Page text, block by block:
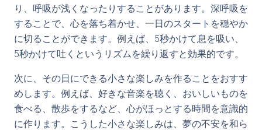
り、呼吸が浅くなったりすることがあります。深呼吸を
することで、心を落ち着かせ、一日のスタートを穏やか
に切ることができます。例えば、5秒かけて息を吸い、
5秒かけて吐くというリズムを繰り返すと効果的です。
次に、その日にできる小さな楽しみを作ることをおすす
めします。例えば、好きな音楽を聴く、おいしいものを
食べる、散歩をするなど、心がほっとする時間を意識的
に作ります。こうした小さな楽しみは、夢の不安を和ら